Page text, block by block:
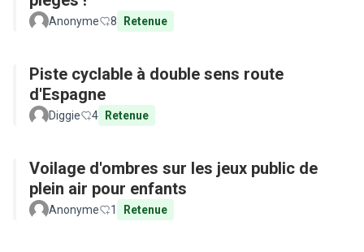
Anonyme 8 Retenue
Piste cyclable à double sens route
d'Espagne
Diggie 4 Retenue
Voilage d'ombres sur les jeux public de
plein air pour enfants
Anonyme 1 Retenue